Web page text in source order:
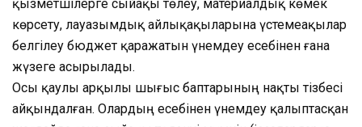
қызметшілерге сыйақы төлеу, материалдық көмек
көрсету, лауазымдық айлықақыларына үстемеақылар
белгілеу бюджет қаражатын үнемдеу есебінен ғана
жүзеге асырылады.
Осы қаулы арқылы шығыс баптарының нақты тізбесі
айқындалған. Олардың есебінен үнемдеу қалыптасқан